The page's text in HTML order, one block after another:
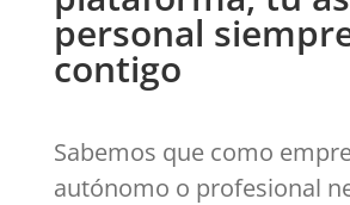
personal
contigo
Sabemos que como
autónomo o profesional